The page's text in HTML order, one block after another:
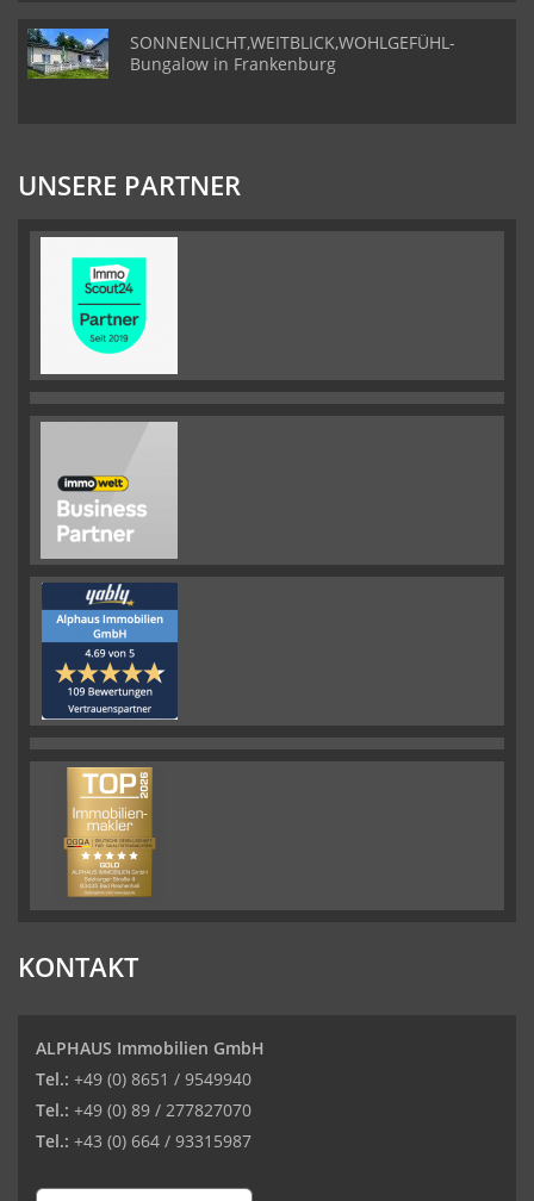
SONNENLICHT,WEITBLICK,WOHLGEFÜHL-
Bungalow in Frankenburg
UNSERE PARTNER
KONTAKT
ALPHAUS Immobilien GmbH
Tel.: +49 (0) 8651 / 9549940
Tel.: +49 (0) 89 / 277827070
Tel.: +43 (0) 664 / 93315987